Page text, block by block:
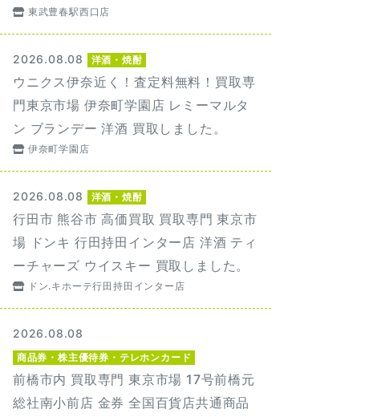
東武豊春駅西口店
2026.08.08 洋酒・焼酎
ウニクス伊奈近く！査定料無料！買取専
門東京市場 伊奈町学園店 レミーマルタ
ン ブランデー 洋酒 買取しました。
伊奈町学園店
2026.08.08 洋酒・焼酎
行田市 熊谷市 高価買取 買取専門 東京市
場 ドンキ 行田持田インター店 洋酒 ティ
ーチャーズ ウイスキー 買取しました。
ドン.キホーテ行田持田インター店
2026.08.08
商品券・株主優待券・テレホンカード
前橋市内 買取専門 東京市場 17号前橋元
総社南小前店 金券 全国百貨店共通商品